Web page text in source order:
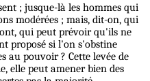
; jusque-là les hommes qui
modérées ; mais, dit-on, qui
qui peut prévoir qu'ils ne
proposé si l'on s'obstine
au pouvoir ? Cette levée de
elle peut amener bien des